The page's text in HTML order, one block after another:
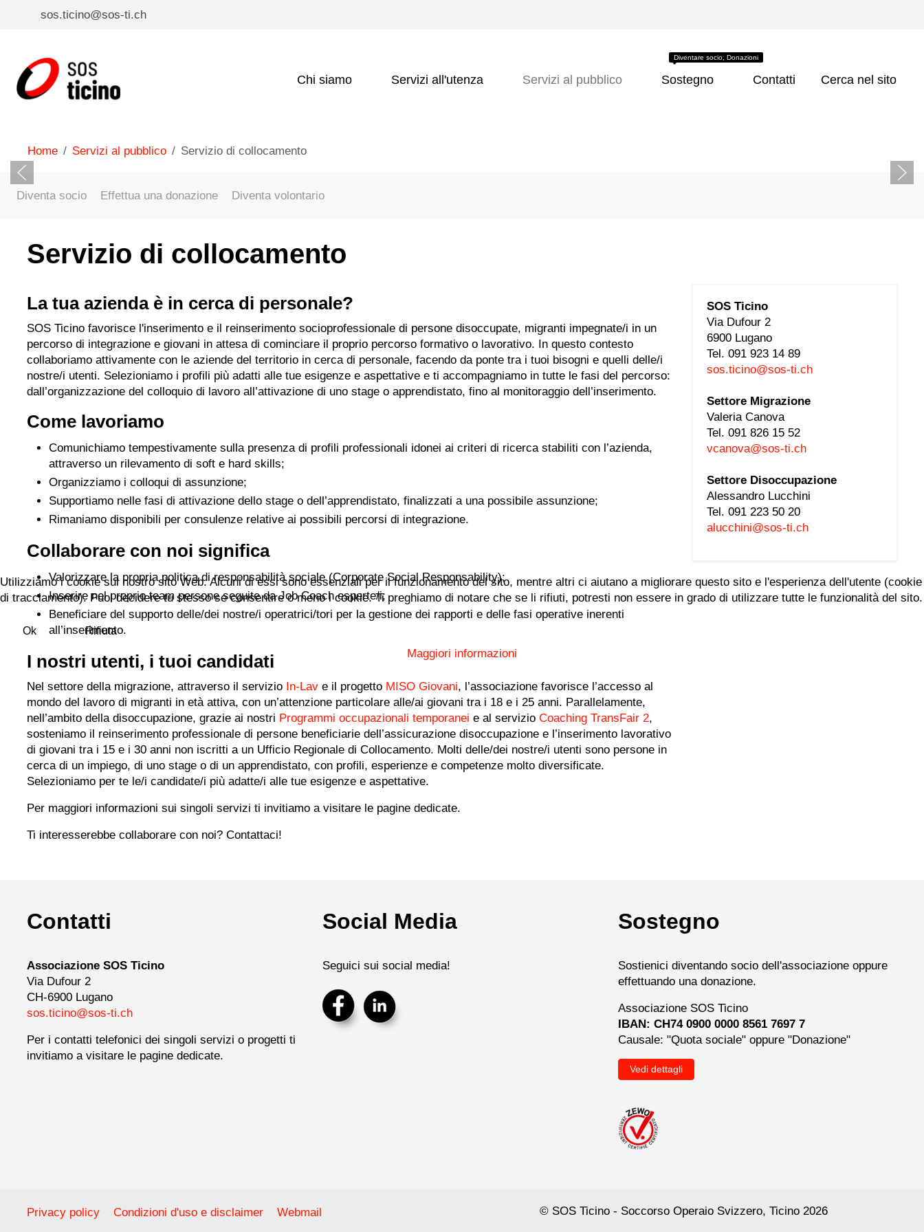
sos.ticino@sos-ti.ch
Chi siamo Servizi all'utenza Servizi al pubblico Sostegno
Diventare socio, Donazioni
Contatti Cerca nel sito
Home Servizi al pubblico Servizio di collocamento
Diventa socio Effettua una donazione Diventa volontario
Servizio di collocamento
La tua azienda è in cerca di personale?
SOS Ticino favorisce l'inserimento e il reinserimento socioprofessionale di persone disoccupate, migranti impegnate/i in un
percorso di integrazione e giovani in attesa di cominciare il proprio percorso formativo o lavorativo. In questo contesto
collaboriamo attivamente con le aziende del territorio in cerca di personale, facendo da ponte tra i tuoi bisogni e quelli delle/i
nostre/i utenti. Selezioniamo i profili più adatti alle tue esigenze e aspettative e ti accompagniamo in tutte le fasi del percorso:
dall’organizzazione del colloquio di lavoro all’attivazione di uno stage o apprendistato, fino al monitoraggio dell’inserimento.
Come lavoriamo
Comunichiamo tempestivamente sulla presenza di profili professionali idonei ai criteri di ricerca stabiliti con l’azienda,
attraverso un rilevamento di soft e hard skills;
Organizziamo i colloqui di assunzione;
Supportiamo nelle fasi di attivazione dello stage o dell’apprendistato, finalizzati a una possibile assunzione;
Rimaniamo disponibili per consulenze relative ai possibili percorsi di integrazione.
Collaborare con noi significa
Valorizzare la propria politica di responsabilità sociale (Corporate Social Responsability);
Inserire nel proprio team persone seguite da Job Coach esperte/i;
Beneficiare del supporto delle/dei nostre/i operatrici/tori per la gestione dei rapporti e delle fasi operative inerenti
all’inserimento.
I nostri utenti, i tuoi candidati
Nel settore della migrazione, attraverso il servizio In-Lav e il progetto MISO Giovani, l’associazione favorisce l’accesso al
mondo del lavoro di migranti in età attiva, con un’attenzione particolare alle/ai giovani tra i 18 e i 25 anni. Parallelamente,
nell’ambito della disoccupazione, grazie ai nostri Programmi occupazionali temporanei e al servizio Coaching TransFair 2,
sosteniamo il reinserimento professionale di persone beneficiarie dell’assicurazione disoccupazione e l’inserimento lavorativo
di giovani tra i 15 e i 30 anni non iscritti a un Ufficio Regionale di Collocamento. Molti delle/dei nostre/i utenti sono persone in
cerca di un impiego, di uno stage o di un apprendistato, con profili, esperienze e competenze molto diversificate.
Selezioniamo per te le/i candidate/i più adatte/i alle tue esigenze e aspettative.
Per maggiori informazioni sui singoli servizi ti invitiamo a visitare le pagine dedicate.
Ti interesserebbe collaborare con noi? Contattaci!
SOS Ticino
Via Dufour 2
6900 Lugano
Tel. 091 923 14 89
sos.ticino@sos-ti.ch
Settore Migrazione
Valeria Canova
Tel. 091 826 15 52
vcanova@sos-ti.ch
Settore Disoccupazione
Alessandro Lucchini
Tel. 091 223 50 20
alucchini@sos-ti.ch
Contatti
Associazione SOS Ticino
Via Dufour 2
CH-6900 Lugano
sos.ticino@sos-ti.ch
Per i contatti telefonici dei singoli servizi o progetti ti
invitiamo a visitare le pagine dedicate.
Social Media
Seguici sui social media!
Sostegno
Sostienici diventando socio dell'associazione oppure
effettuando una donazione.
Associazione SOS Ticino
IBAN: CH74 0900 0000 8561 7697 7
Causale: "Quota sociale" oppure "Donazione"
Vedi dettagli
Privacy policy Condizioni d'uso e disclaimer Webmail © SOS Ticino - Soccorso Operaio Svizzero, Ticino 2026
Utilizziamo i cookie sul nostro sito Web. Alcuni di essi sono essenziali per il funzionamento del sito, mentre altri ci aiutano a migliorare questo sito e l'esperienza dell'utente (cookie
di tracciamento). Puoi decidere tu stesso se consentire o meno i cookie. Ti preghiamo di notare che se li rifiuti, potresti non essere in grado di utilizzare tutte le funzionalità del sito.
Ok Rifiuta
Maggiori informazioni